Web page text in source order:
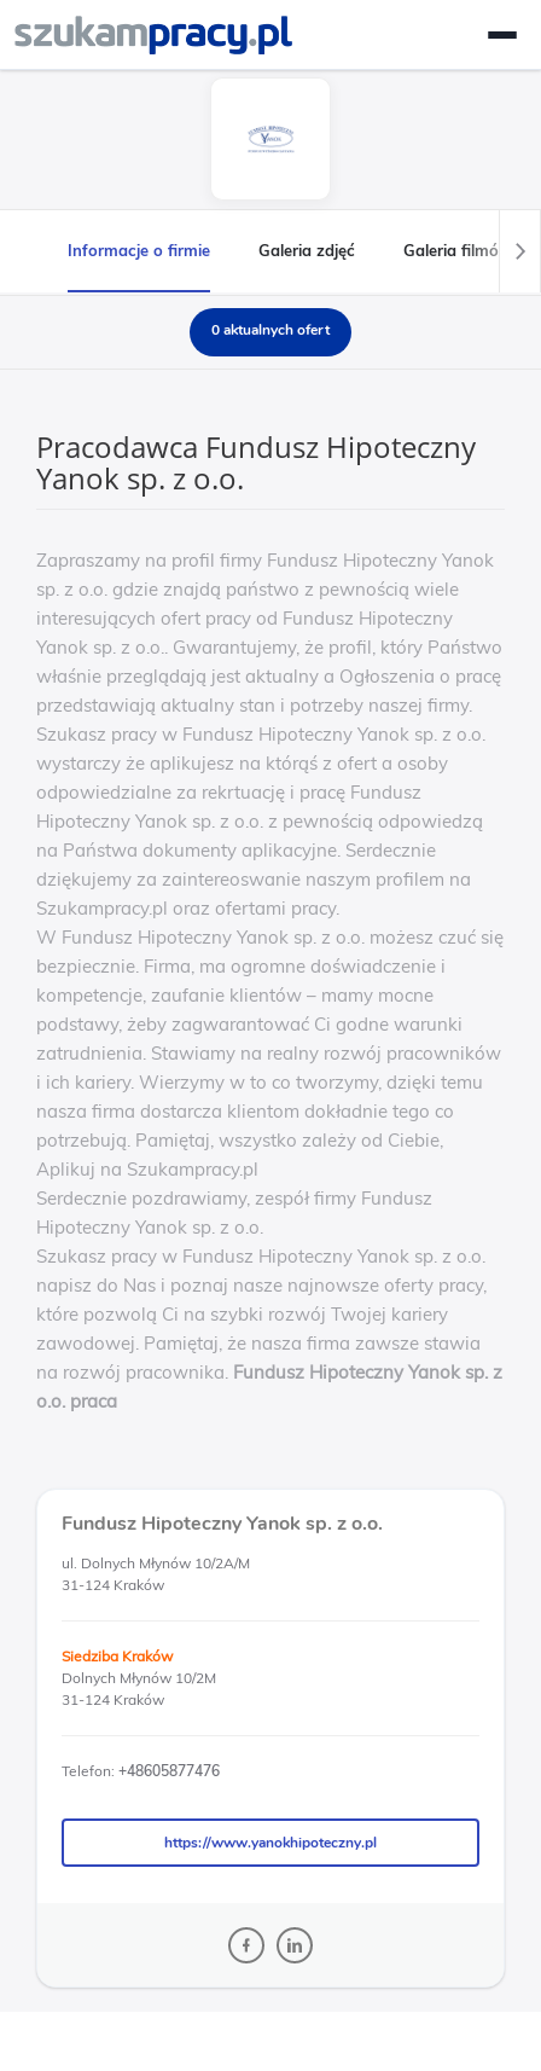
Informacje o firmie Galeria zdjęć Galeria filmów
0 aktualnych ofert
Pracodawca Fundusz Hipoteczny
Yanok sp. z o.o.
Zapraszamy na profil firmy Fundusz Hipoteczny Yanok
sp. z o.o. gdzie znajdą państwo z pewnością wiele
interesujących ofert pracy od Fundusz Hipoteczny
Yanok sp. z o.o.. Gwarantujemy, że profil, który Państwo
właśnie przeglądają jest aktualny a Ogłoszenia o pracę
przedstawiają aktualny stan i potrzeby naszej firmy.
Szukasz pracy w Fundusz Hipoteczny Yanok sp. z o.o.
wystarczy że aplikujesz na którąś z ofert a osoby
odpowiedzialne za rekrtuację i pracę Fundusz
Hipoteczny Yanok sp. z o.o. z pewnością odpowiedzą
na Państwa dokumenty aplikacyjne. Serdecznie
dziękujemy za zaintereoswanie naszym profilem na
Szukampracy.pl oraz ofertami pracy.
W Fundusz Hipoteczny Yanok sp. z o.o. możesz czuć się
bezpiecznie. Firma, ma ogromne doświadczenie i
kompetencje, zaufanie klientów – mamy mocne
podstawy, żeby zagwarantować Ci godne warunki
zatrudnienia. Stawiamy na realny rozwój pracowników
i ich kariery. Wierzymy w to co tworzymy, dzięki temu
nasza firma dostarcza klientom dokładnie tego co
potrzebują. Pamiętaj, wszystko zależy od Ciebie,
Aplikuj na Szukampracy.pl
Serdecznie pozdrawiamy, zespół firmy Fundusz
Hipoteczny Yanok sp. z o.o.
Szukasz pracy w Fundusz Hipoteczny Yanok sp. z o.o.
napisz do Nas i poznaj nasze najnowsze oferty pracy,
które pozwolą Ci na szybki rozwój Twojej kariery
zawodowej. Pamiętaj, że nasza firma zawsze stawia
na rozwój pracownika. Fundusz Hipoteczny Yanok sp. z
o.o. praca
Fundusz Hipoteczny Yanok sp. z o.o.
ul. Dolnych Młynów 10/2A/M
31-124 Kraków
Siedziba Kraków
Dolnych Młynów 10/2M
31-124 Kraków
Telefon: +48605877476
https://www.yanokhipoteczny.pl
https://www.yanokhipoteczny.pl